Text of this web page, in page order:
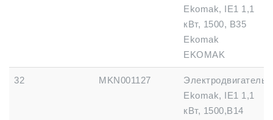
Ekomak, IE1 1,1
кВт, 1500, B35
Ekomak
EKOMAK
32 MKN001127
Электродвигатель
Ekomak, IE1 1,1
кВт, 1500,B14